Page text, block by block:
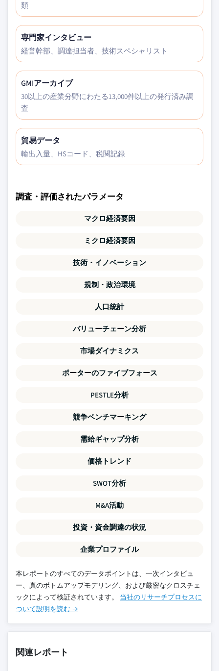
類
専門家インタビュー
経営幹部、調達担当者、技術スペシャリスト
GMIアーカイブ
30以上の産業分野にわたる13,000件以上の発行済み調
査
貿易データ
輸出入量、HSコード、税関記録
調査・評価されたパラメータ
マクロ経済要因
ミクロ経済要因
技術・イノベーション
規制・政治環境
人口統計
バリューチェーン分析
市場ダイナミクス
ポーターのファイブフォース
PESTLE分析
競争ベンチマーキング
需給ギャップ分析
価格トレンド
SWOT分析
M&A活動
投資・資金調達の状況
企業プロファイル
本レポートのすべてのデータポイントは、一次インタビュ
ー、真のボトムアップモデリング、および厳密なクロスチェ
ックによって検証されています。 当社のリサーチプロセスに
ついて設明を読む →
関連レポート